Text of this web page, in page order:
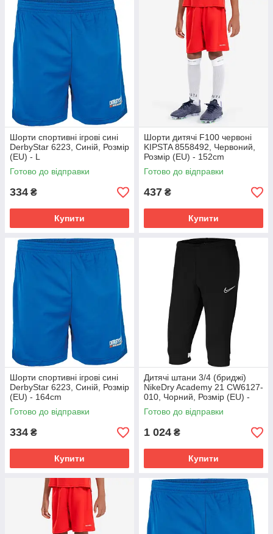
Шорти спортивні ігрові сині
DerbyStar 6223, Синій, Розмір
(EU) - L
Готово до відправки
334 ₴
Купити
Шорти дитячі F100 червоні
KIPSTA 8558492, Червоний,
Розмір (EU) - 152cm
Готово до відправки
437 ₴
Купити
Шорти спортивні ігрові сині
DerbyStar 6223, Синій, Розмір
(EU) - 164cm
Готово до відправки
334 ₴
Купити
Дитячі штани 3/4 (бриджі)
NikeDry Academy 21 CW6127-
010, Чорний, Розмір (EU) -
164cm
Готово до відправки
1 024 ₴
Купити